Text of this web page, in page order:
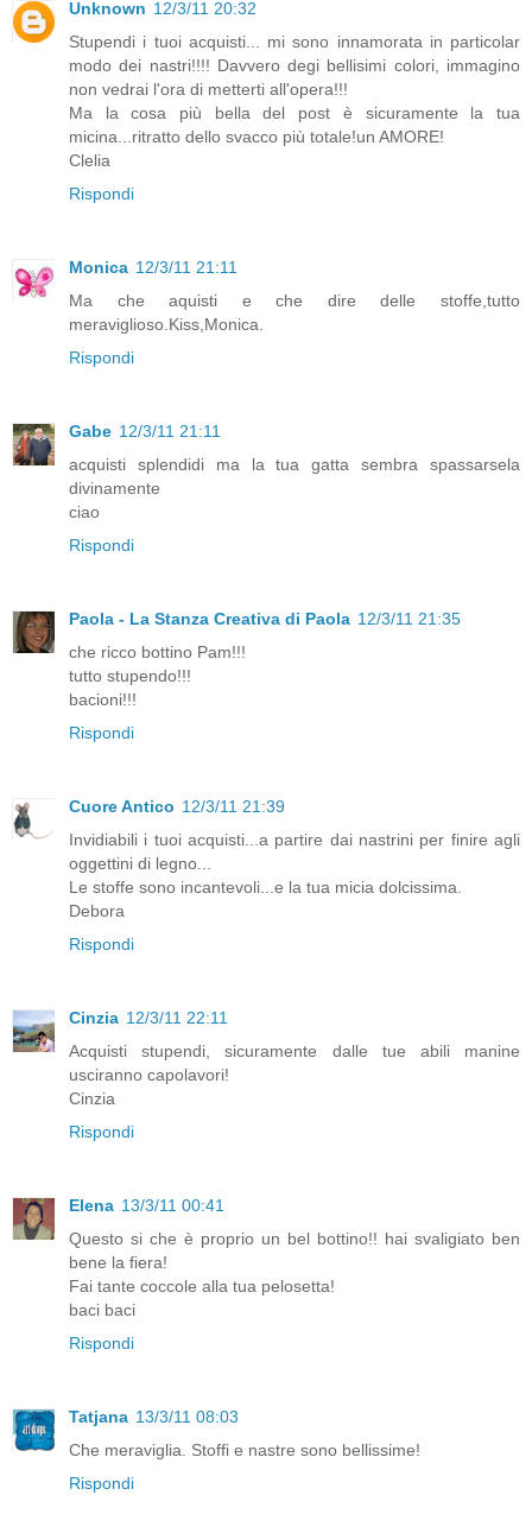
Unknown 12/3/11 20:32
Stupendi i tuoi acquisti... mi sono innamorata in particolar
modo dei nastri!!!! Davvero degi bellisimi colori, immagino
non vedrai l'ora di metterti all'opera!!!
Ma la cosa più bella del post è sicuramente la tua
micina...ritratto dello svacco più totale!un AMORE!
Clelia
Rispondi
Monica 12/3/11 21:11
Ma che aquisti e che dire delle stoffe,tutto
meraviglioso.Kiss,Monica.
Rispondi
Gabe 12/3/11 21:11
acquisti splendidi ma la tua gatta sembra spassarsela
divinamente
ciao
Rispondi
Paola - La Stanza Creativa di Paola 12/3/11 21:35
che ricco bottino Pam!!!
tutto stupendo!!!
bacioni!!!
Rispondi
Cuore Antico 12/3/11 21:39
Invidiabili i tuoi acquisti...a partire dai nastrini per finire agli
oggettini di legno...
Le stoffe sono incantevoli...e la tua micia dolcissima.
Debora
Rispondi
Cinzia 12/3/11 22:11
Acquisti stupendi, sicuramente dalle tue abili manine
usciranno capolavori!
Cinzia
Rispondi
Elena 13/3/11 00:41
Questo si che è proprio un bel bottino!! hai svaligiato ben
bene la fiera!
Fai tante coccole alla tua pelosetta!
baci baci
Rispondi
Tatjana 13/3/11 08:03
Che meraviglia. Stoffi e nastre sono bellissime!
Rispondi